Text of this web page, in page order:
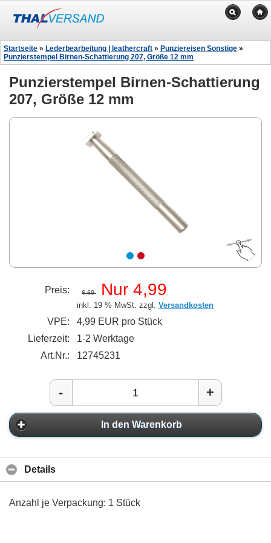
Startseite » Lederbearbeitung | leathercraft » Punziereisen Sonstige »
Punzierstempel Birnen-Schattierung 207, Größe 12 mm
Punzierstempel Birnen-Schattierung
207, Größe 12 mm
Preis: 6,69 Nur 4,99
inkl. 19 % MwSt. zzgl. Versandkosten
VPE:
4,99 EUR pro Stück
Lieferzeit:
1-2 Werktage
Art.Nr.:
12745231
- +
In den Warenkorb
Details
Anzahl je Verpackung: 1 Stück